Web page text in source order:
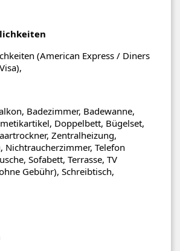
(American Express / Diners
Badezimmer, Badewanne,
Doppelbett, Bügelset,
Zentralheizung,
Nichtraucherzimmer, Telefon
Sofabett, Terrasse, TV
Gebühr), Schreibtisch,